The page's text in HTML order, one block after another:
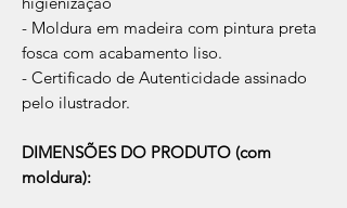
- Moldura em madeira com pintura preta
fosca com acabamento liso.
- Certificado de Autenticidade assinado
pelo ilustrador.
DIMENSÕES DO PRODUTO (com
moldura):